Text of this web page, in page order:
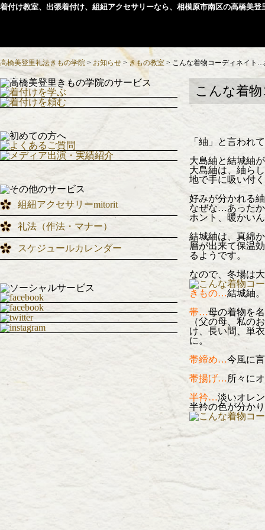
着付け教室、出張着付け、組紐アクセサリーなら、相模原市南区の高橋美登
高橋美登里礼法きもの学院 > お知らせ >きもの教室 > こんな着物コーディネイト
こんな着
「紬」と言われ
大島紬と結城紬
大島紬は、紬ら
地で手に吸い付
好みが分かれる
なぜな…あった
ホント、暖かい
結城紬は、真綿
層が出来て保温
るようです。
なので、冬場は
きもの…結城紬
帯…母の着物を
（父の母、私の
け、長い間、単
に。
帯締め…今風に
帯揚げ…所々に
半衿…淡いオレ
半衿の色が分か
組紐アクセサリーmitorit
礼法（作法・マナー）
スケジュールカレンダー